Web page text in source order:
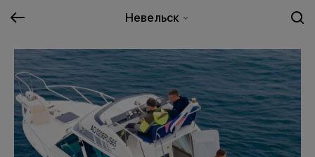
Невельск